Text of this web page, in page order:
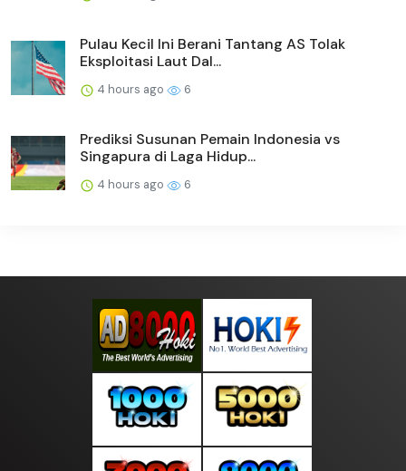
Pulau Kecil Ini Berani Tantang AS Tolak
Eksploitasi Laut Dal...
4 hours ago 6
Prediksi Susunan Pemain Indonesia vs
Singapura di Laga Hidup...
4 hours ago 6